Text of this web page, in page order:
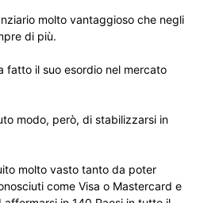
molto vantaggioso che negli
di più.
fatto il suo esordio nel mercato
modo, però, di stabilizzarsi in
molto vasto tanto da poter
come Visa o Mastercard e